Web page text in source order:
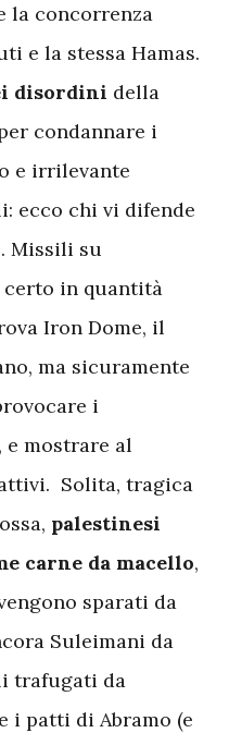
la concorrenza
e la stessa Hamas.
disordini della
condannare i
e irrilevante
ecco chi vi difende
Missili su
certo in quantità
Iron Dome, il
ma sicuramente
i
e mostrare al
Solita, tragica
palestinesi
carne da macello,
sparati da
Suleimani da
trafugati da
i patti di Abramo (e